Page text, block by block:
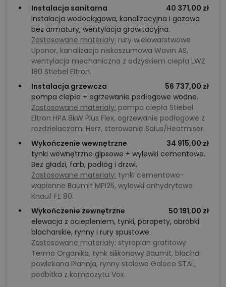
Instalacja sanitarna
40 371,00 zł
instalacja wodociągowa, kanalizacyjna i gazowa
bez armatury, wentylacja grawitacyjna.
Zastosowane materiały: rury wielowarstwowe
Uponor, kanalizacja niskoszumowa Wavin AS,
wentylacja mechaniczna z odzyskiem ciepła LWZ
180 Stiebel Eltron.
Instalacja grzewcza
56 737,00 zł
pompa ciepła + ogrzewanie podłogowe wodne.
Zastosowane materiały: pompa ciepła Stiebel
Eltron HPA 8kW Plus Flex, ogrzewanie podłogowe z
rozdzielaczami Herz, sterowanie Salus/Heatmiser.
Wykończenie wewnętrzne
34 915,00 zł
tynki wewnętrzne gipsowe + wylewki cementowe.
Bez gładzi, farb, podłóg i drzwi.
Zastosowane materiały: tynki cementowo-
wapienne Baumit MPI25, wylewki anhydrytowe
Knauf FE 80.
Wykończenie zewnętrzne
50 191,00 zł
elewacja z ociepleniem, tynki, parapety, obróbki
blacharskie, rynny i rury spustowe.
Zastosowane materiały: styropian grafitowy
Termo Organika, tynk silikonowy Baumit, blacha
powlekana Plannja, rynny stalowe Galeco STAL,
podbitka z kompozytu Vox.